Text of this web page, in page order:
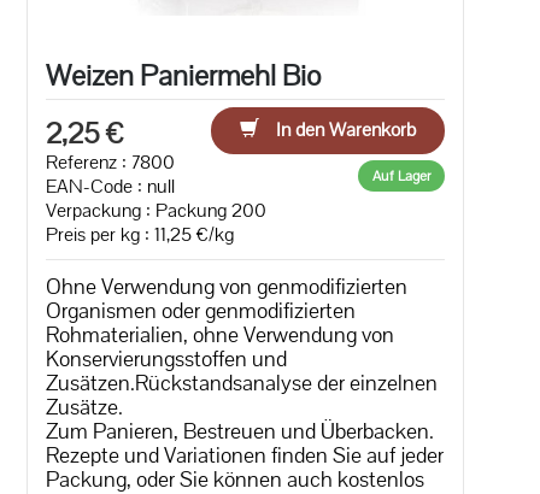
Weizen Paniermehl Bio
2,25 €
In den Warenkorb
Referenz : 7800
EAN-Code : null
Verpackung : Packung 200
Preis per kg : 11,25 €/kg
Auf Lager
Ohne Verwendung von genmodifizierten
Organismen oder genmodifizierten
Rohmaterialien, ohne Verwendung von
Konservierungsstoffen und
Zusätzen.Rückstandsanalyse der einzelnen
Zusätze.
Zum Panieren, Bestreuen und Überbacken.
Rezepte und Variationen finden Sie auf jeder
Packung, oder Sie können auch kostenlos